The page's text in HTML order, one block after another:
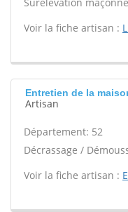
Voir la fiche artisan :
Entretien de la
Artisan
Département: 52
Décrassage /
Voir la fiche artisan :